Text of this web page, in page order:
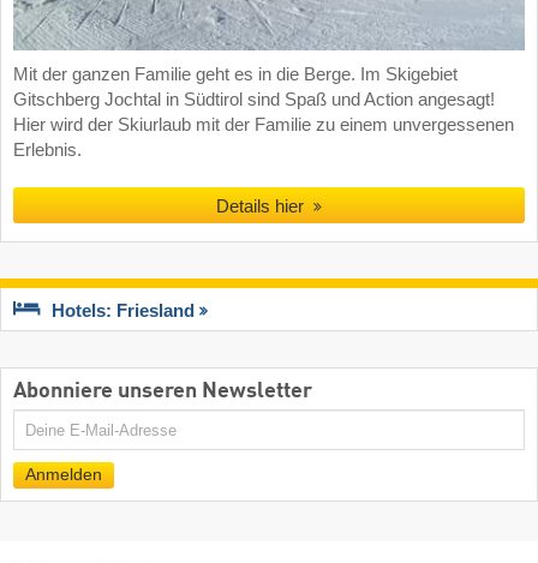
Mit der ganzen Familie geht es in die Berge. Im Skigebiet
Gitschberg Jochtal in Südtirol sind Spaß und Action angesagt!
Hier wird der Skiurlaub mit der Familie zu einem unvergessenen
Erlebnis.
Details hier
Hotels: Friesland
Abonniere unseren Newsletter
E-
Anmelden